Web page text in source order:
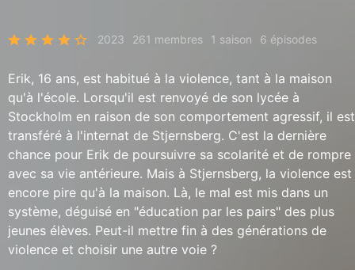
2023 261 membres 1 saison 6 épisodes
Erik, 16 ans, est habitué à la violence, tant à la maison
qu'à l'école. Lorsqu'il est renvoyé de son lycée à
Stockholm en raison de son comportement agressif, il est
transféré à l'internat de Stjernsberg. C'est la dernière
chance pour Erik de poursuivre sa scolarité et de rompre
avec sa vie antérieure. Mais à Stjernsberg, la violence est
encore pire qu'à la maison. Là, le mal est mis dans un
système, déguisé en "éducation par les pairs" des plus
jeunes élèves. Peut-il mettre fin à des générations de
violence et choisir une autre voie ?